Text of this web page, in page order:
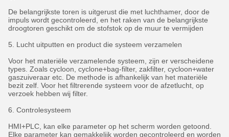
De belangrijkste toren is uitgerust die met luchthamer, door de
impuls wordt gecontroleerd, en het raken van de belangrijkste
droogtoren geschikt om de stofstok op de muur te vermijden
5. Lucht uitputten en product die systeem verzamelen
Voor het materiële verzamelende systeem, zijn er verscheidene
types. Zoals cycloon, cyclone+bag-filter, zakfilter, cycloon+water
gaszuiveraar etc. De methode is afhankelijk van het materiële
bezit zelf. Voor het filtrerende systeem voor de afzetlucht, op
verzoek hebben wij filter.
6. Controlesysteem
HMI+PLC, kan elke parameter op het scherm worden getoond.
Elke parameter kan gemakkelijk worden gecontroleerd en worden